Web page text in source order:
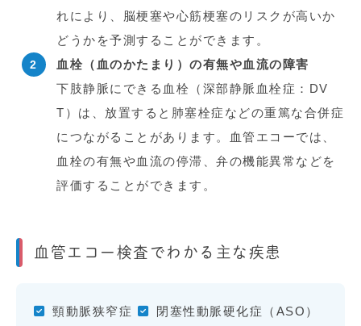
れにより、脳梗塞や心筋梗塞のリスクが高いか
どうかを予測することができます。
血栓（血のかたまり）の有無や血流の障害
下肢静脈にできる血栓（深部静脈血栓症：DV
T）は、放置すると肺塞栓症などの重篤な合併症
につながることがあります。血管エコーでは、
血栓の有無や血流の停滞、弁の機能異常などを
評価することができます。
血管エコー検査でわかる主な疾患
頸動脈狭窄症 閉塞性動脈硬化症（ASO）